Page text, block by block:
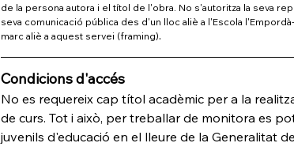
de la persona autora i el títol de l'obra. No s'autoritza la seva
seva comunicació pública des d'un lloc aliè a l'Escola
marc aliè a aquest servei (framing).
Condicions d'accés
No es requereix cap títol acadèmic per a la
de curs. Tot i això, per treballar de monitora es
juvenils d'educació en el lleure de la Generalitat